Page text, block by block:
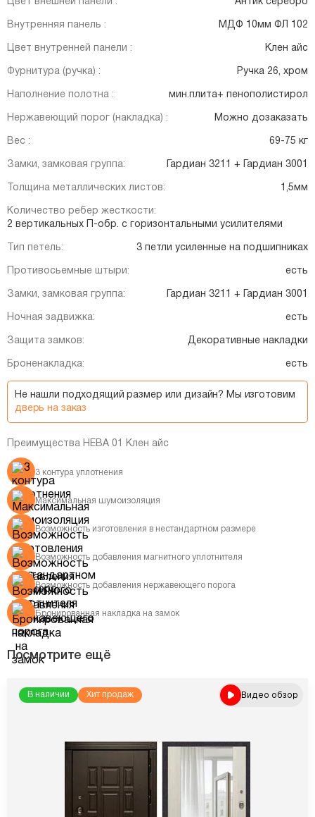
Внутренняя панель : МДФ 10мм ФЛ 102
Цвет внутренней панели : Клен айс
Фурнитура (ручка) : Ручка 26, хром
Наполнение полотна : мин.плита+ пенополистирол
Нержавеющий порог (накладка) : Можно дозаказать
Вес : 69-75 кг
Замки, замковая группа: Гардиан 3211 + Гардиан 3001
Толщина металлических листов: 1,5мм
Количество ребер жесткости:
2 вертикальных П-обр. с горизонтальными усилителями
Тип петель: 3 петли усиленные на подшипниках
Противосьемные штыри: есть
Замки, замковая группа: Гардиан 3211 + Гардиан 3001
Ночная задвижка: есть
Защита замков: Декоративные накладки
Броненакладка: есть
Не нашли подходящий размер или дизайн? Мы изготовим
дверь на заказ
Преимущества НЕВА 01 Клен айс
3 контура уплотнения
Максимальная шумоизоляция
Возможность изготовления в нестандартном размере
Возможность добавления магнитного уплотнителя
Возможность добавления нержавеющего порога
Бронированная накладка на замок
Посмотрите ещё
В наличии Хит продаж Видео обзор